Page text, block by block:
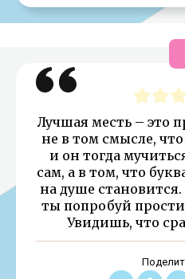
Лучшая месть – это
не в том смысле,
и он тогда
сам, а в том, что
на душе
ты попробуй
Увидишь, что